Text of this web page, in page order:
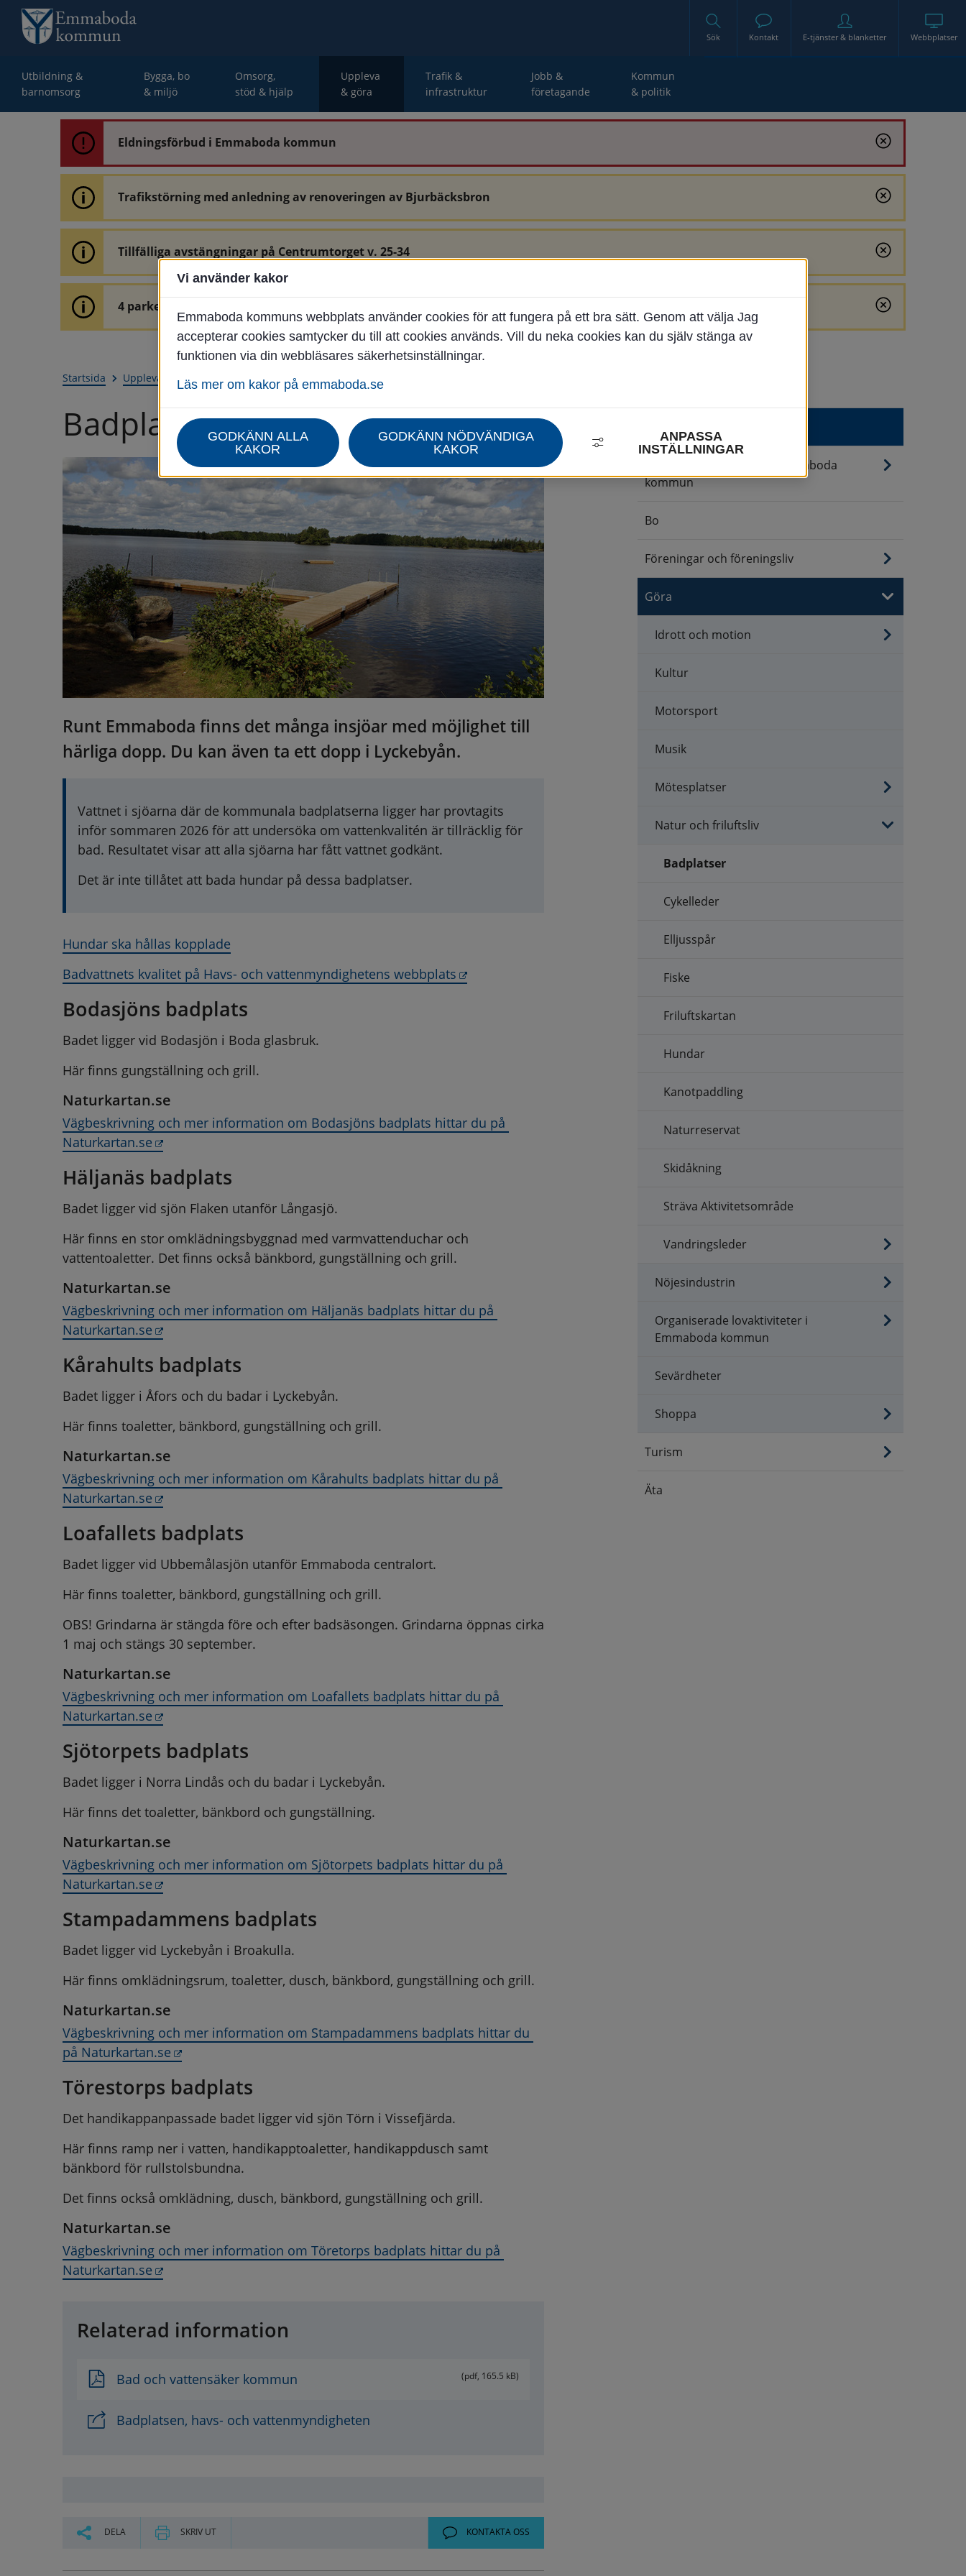
Sök Kontakt E-tjänster & blanketter Webbplatser
Utbildning &
barnomsorg
Bygga, bo
& miljö
Omsorg,
stöd & hjälp
Uppleva
& göra
Trafik &
infrastruktur
Jobb &
företagande
Kommun
& politik
Eldningsförbud i Emmaboda kommun
Trafikstörning med anledning av renoveringen av Bjurbäcksbron
Tillfälliga avstängningar på Centrumtorget v. 25-34
4 parkeringar vid Järnvägsgatan 32-34 är avstängda.
Startsida Uppleva & göra Natur och friluftsliv
Badplatser
Runt Emmaboda finns det många insjöar med möjlighet till
härliga dopp. Du kan även ta ett dopp i Lyckebyån.
Vattnet i sjöarna där de kommunala badplatserna ligger har provtagits
inför sommaren 2026 för att undersöka om vattenkvalitén är tillräcklig för
bad. Resultatet visar att alla sjöarna har fått vattnet godkänt.
Det är inte tillåtet att bada hundar på dessa badplatser.
Hundar ska hållas kopplade
Badvattnets kvalitet på Havs- och vattenmyndighetens webbplats
Länk till annan webbplats, öppnas i nytt fönster.
Bodasjöns badplats
Badet ligger vid Bodasjön i Boda glasbruk.
Här finns gungställning och grill.
Naturkartan.se
Vägbeskrivning och mer information om Bodasjöns badplats hittar du på
Naturkartan.se
Länk till annan webbplats, öppnas i nytt fönster.
Häljanäs badplats
Badet ligger vid sjön Flaken utanför Långasjö.
Här finns en stor omklädningsbyggnad med varmvattenduchar och
vattentoaletter. Det finns också bänkbord, gungställning och grill.
Naturkartan.se
Vägbeskrivning och mer information om Häljanäs badplats hittar du på
Naturkartan.se
Länk till annan webbplats, öppnas i nytt fönster.
Kårahults badplats
Badet ligger i Åfors och du badar i Lyckebyån.
Här finns toaletter, bänkbord, gungställning och grill.
Naturkartan.se
Vägbeskrivning och mer information om Kårahults badplats hittar du på
Naturkartan.se
Länk till annan webbplats, öppnas i nytt fönster.
Loafallets badplats
Badet ligger vid Ubbemålasjön utanför Emmaboda centralort.
Här finns toaletter, bänkbord, gungställning och grill.
OBS! Grindarna är stängda före och efter badsäsongen. Grindarna öppnas cirka
1 maj och stängs 30 september.
Naturkartan.se
Vägbeskrivning och mer information om Loafallets badplats hittar du på
Naturkartan.se
Länk till annan webbplats, öppnas i nytt fönster.
Sjötorpets badplats
Badet ligger i Norra Lindås och du badar i Lyckebyån.
Här finns det toaletter, bänkbord och gungställning.
Naturkartan.se
Vägbeskrivning och mer information om Sjötorpets badplats hittar du på
Naturkartan.se
Länk till annan webbplats, öppnas i nytt fönster.
Stampadammens badplats
Badet ligger vid Lyckebyån i Broakulla.
Här finns omklädningsrum, toaletter, dusch, bänkbord, gungställning och grill.
Naturkartan.se
Vägbeskrivning och mer information om Stampadammens badplats hittar du
på Naturkartan.se
Länk till annan webbplats, öppnas i nytt fönster.
Törestorps badplats
Det handikappanpassade badet ligger vid sjön Törn i Vissefjärda.
Här finns ramp ner i vatten, handikapptoaletter, handikappdusch samt
bänkbord för rullstolsbundna.
Det finns också omklädning, dusch, bänkbord, gungställning och grill.
Naturkartan.se
Vägbeskrivning och mer information om Töretorps badplats hittar du på
Naturkartan.se
Länk till annan webbplats, öppnas i nytt fönster.
Relaterad information
Bad och vattensäker kommun (pdf, 165.5 kB)
Badplatsen, havs- och vattenmyndigheten
DELA SKRIV UT KONTAKTA OSS
Arrangera evenemang i Emmaboda
kommun
Bo
Föreningar och föreningsliv
Göra
Idrott och motion
Kultur
Motorsport
Musik
Mötesplatser
Natur och friluftsliv
Badplatser
Cykelleder
Elljusspår
Fiske
Friluftskartan
Hundar
Kanotpaddling
Naturreservat
Skidåkning
Sträva Aktivitetsområde
Vandringsleder
Nöjesindustrin
Organiserade lovaktiviteter i
Emmaboda kommun
Sevärdheter
Shoppa
Turism
Äta
Vi använder kakor
Emmaboda kommuns webbplats använder cookies för att fungera på ett bra sätt. Genom att välja Jag
accepterar cookies samtycker du till att cookies används. Vill du neka cookies kan du själv stänga av
funktionen via din webbläsares säkerhetsinställningar.
Läs mer om kakor på emmaboda.se
GODKÄNN ALLA
KAKOR
GODKÄNN NÖDVÄNDIGA
KAKOR
ANPASSA
INSTÄLLNINGAR